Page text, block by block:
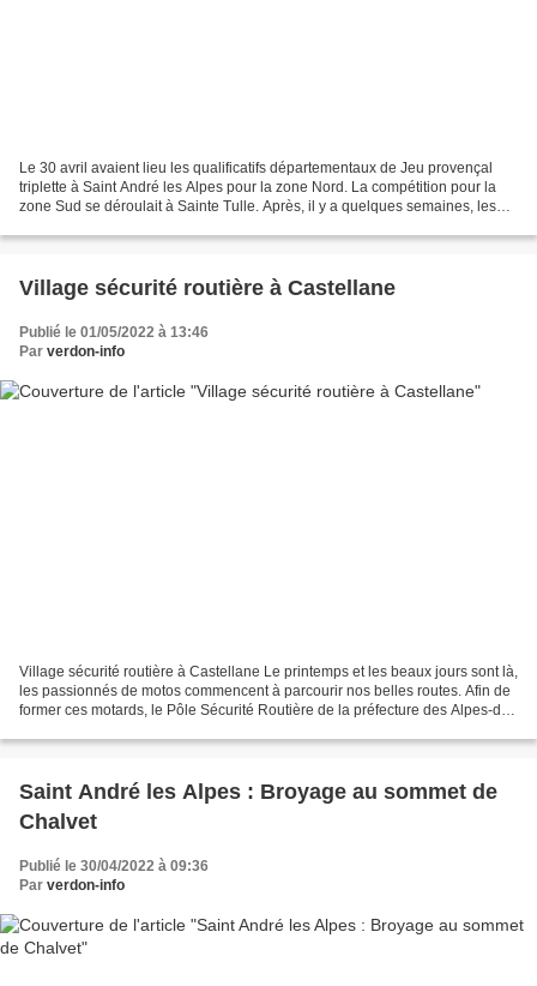
Le 30 avril avaient lieu les qualificatifs départementaux de Jeu provençal
triplette à Saint André les Alpes pour la zone Nord. La compétition pour la
zone Sud se déroulait à Sainte Tulle. Après, il y a quelques semaines, les
Village sécurité routière à Castellane
Publié le 01/05/2022 à 13:46
Par verdon-info
Village sécurité routière à Castellane Le printemps et les beaux jours sont là,
les passionnés de motos commencent à parcourir nos belles routes. Afin de
former ces motards, le Pôle Sécurité Routière de la préfecture des Alpes-de-
Saint André les Alpes : Broyage au sommet de
Chalvet
Publié le 30/04/2022 à 09:36
Par verdon-info